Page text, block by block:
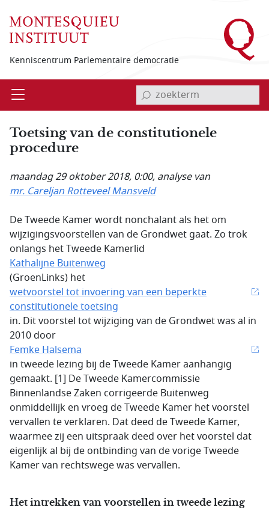
Kenniscentrum Parlementaire democratie
Open invoerveld zoekterm
Toetsing van de constitutionele
procedure
maandag 29 oktober 2018, 0:00, analyse van
mr. Careljan Rotteveel Mansveld
De Tweede Kamer wordt nonchalant als het om
wijzigingsvoorstellen van de Grondwet gaat. Zo trok
onlangs het Tweede Kamerlid
Kathalijne Buitenweg
(GroenLinks) het
wetvoorstel tot invoering van een beperkte
constitutionele toetsing
in. Dit voorstel tot wijziging van de Grondwet was al in
2010 door
Femke Halsema
in tweede lezing bij de Tweede Kamer aanhangig
gemaakt. [1] De Tweede Kamercommissie
Binnenlandse Zaken corrigeerde Buitenweg
onmiddellijk en vroeg de Tweede Kamer het voorstel
vervallen te verklaren. Dat deed de Tweede Kamer,
waarmee zij een uitspraak deed over het voorstel dat
eigenlijk al bij de ontbinding van de vorige Tweede
Kamer van rechtswege was vervallen.
Het intrekken van voorstellen in tweede lezing